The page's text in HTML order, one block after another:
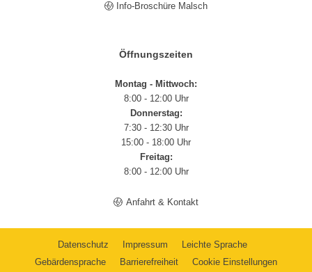
Info-Broschüre Malsch
Öffnungszeiten
Montag - Mittwoch:
8:00 - 12:00 Uhr
Donnerstag:
7:30 - 12:30 Uhr
15:00 - 18:00 Uhr
Freitag:
8:00 - 12:00 Uhr
Anfahrt & Kontakt
Datenschutz Impressum
Leichte Sprache
Gebärdensprache
Barrierefreiheit Cookie Einstellungen